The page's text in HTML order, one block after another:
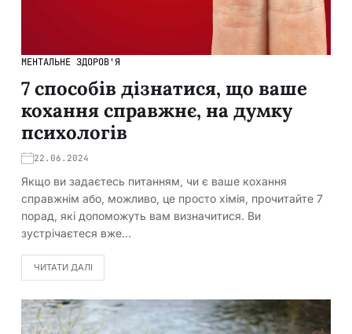
МЕНТАЛЬНЕ ЗДОРОВ'Я
7 способів дізнатися, що ваше
кохання справжнє, на думку
психологів
22.06.2024
Якщо ви задаєтесь питанням, чи є ваше кохання
справжнім або, можливо, це просто хімія, прочитайте 7
порад, які допоможуть вам визначитися. Ви
зустрічаєтеся вже…
ЧИТАТИ ДАЛІ